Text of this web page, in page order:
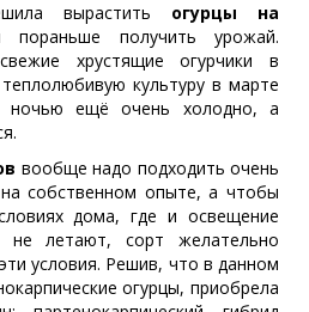
вырастить огурцы на
получить урожай.
хрустящие огурчики в
культуру в марте
ночью ещё очень холодно, а
вообще надо подходить очень
собственном опыте, а чтобы
дома, где и освещение
летают, сорт желательно
условия. Решив, что в данном
огурцы, приобрела